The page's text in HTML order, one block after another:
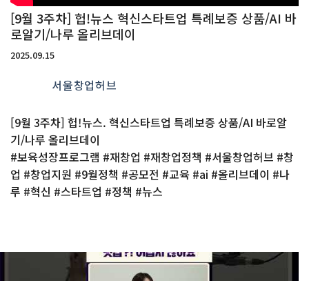
[9월 3주차] 헙!뉴스 혁신스타트업 특례보증 상품/AI 바
로알기/나루 올리브데이
2025.09.15
서울창업허브
[9월 3주차] 헙!뉴스. 혁신스타트업 특례보증 상품/AI 바로알
기/나루 올리브데이
#보육성장프로그램 #재창업 #재창업정책 #서울창업허브 #창
업 #창업지원 #9월정책 #공모전 #교육 #ai #올리브데이 #나
루 #혁신 #스타트업 #정책 #뉴스